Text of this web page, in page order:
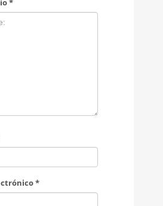
*
*